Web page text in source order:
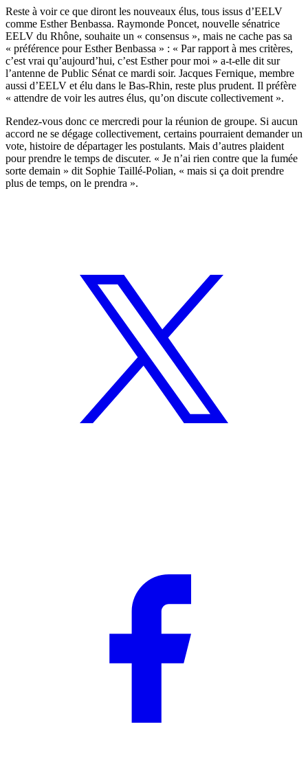
Reste à voir ce que diront les nouveaux élus, tous issus d’EELV
comme Esther Benbassa. Raymonde Poncet, nouvelle sénatrice
EELV du Rhône, souhaite un « consensus », mais ne cache pas sa
« préférence pour Esther Benbassa » : « Par rapport à mes critères,
c’est vrai qu’aujourd’hui, c’est Esther pour moi » a-t-elle dit sur
l’antenne de Public Sénat ce mardi soir. Jacques Fernique, membre
aussi d’EELV et élu dans le Bas-Rhin, reste plus prudent. Il préfère
« attendre de voir les autres élus, qu’on discute collectivement ».
Rendez-vous donc ce mercredi pour la réunion de groupe. Si aucun
accord ne se dégage collectivement, certains pourraient demander un
vote, histoire de départager les postulants. Mais d’autres plaident
pour prendre le temps de discuter. « Je n’ai rien contre que la fumée
sorte demain » dit Sophie Taillé-Polian, « mais si ça doit prendre
plus de temps, on le prendra ».